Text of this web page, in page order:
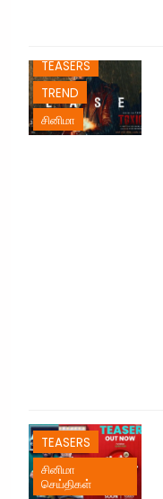
TEASERS
TREND
சினிமா
TEASERS
சினிமா
செய்திகள்